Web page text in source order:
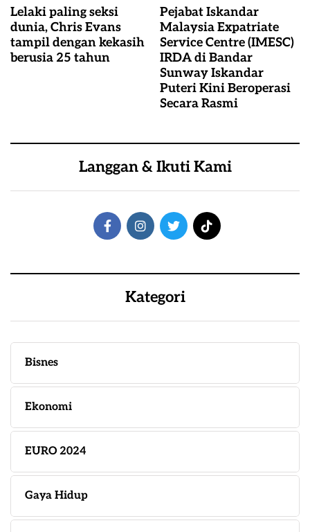
Lelaki paling seksi
dunia, Chris Evans
tampil dengan kekasih
berusia 25 tahun
Pejabat Iskandar
Malaysia Expatriate
Service Centre (IMESC)
IRDA di Bandar
Sunway Iskandar
Puteri Kini Beroperasi
Secara Rasmi
Langgan & Ikuti Kami
Kategori
Bisnes
Ekonomi
EURO 2024
Gaya Hidup